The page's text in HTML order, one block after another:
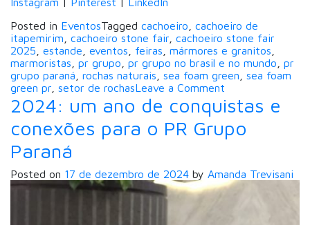
Posted in EventosTagged cachoeiro
cachoeiro de
itapemirim
cachoeiro stone fair cachoeiro stone fair
2025
estande eventos feiras mármores e granitos
marmoristas
pr grupo pr grupo no brasil e no mundo
pr
grupo paraná
rochas naturais sea foam green
sea foam
green pr setor de rochasLeave a Comment
Vai
começar
a
Cachoeiro
2025
2024: um ano de conquistas e
conexões para o PR Grupo
Paraná
Posted on 17 de dezembro de 2024 by Amanda Trevisani